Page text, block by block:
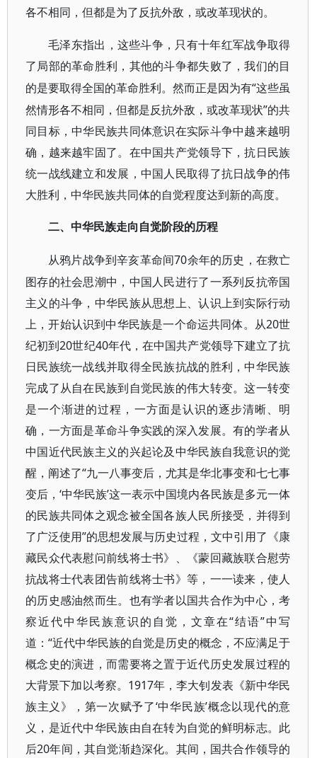
各不相同，但都是为了反抗外敌，或改革现状的。
毛泽东指出，这些斗争，只有十年红军战争取得
了局部的革命胜利，其他的斗争都失败了，我们的目
的是要取得全国的革命胜利。然而正是因为有“这些虽
然情形各不相同，但都是反抗外敌，或改革现状”的共
同目标，中华民族共同体意识在实际斗争中越来越明
确，越来越牢固了。在中国共产党领导下，抗日民族
统一战线建立和发展，中国人民取得了抗日战争的伟
大胜利，中华民族共同体的自觉程度达到新的高度。
二、中华民族走向自觉阶段的历程
从鸦片战争到辛亥革命间 70余年的历史，在救亡
图存的社会思潮中，中国人民进行了一系列反抗帝国
主义的斗争，中华民族从思想上、认识上到实际行动
上，开始认识到中华民族是一个命运共同体。从20世
纪初到20世纪40年代，在中国共产党领导下建立了抗
日民族统一战线并取得全民族抗战的胜利，中华民族
完成了从自在民族到自觉民族的伟大转变。这一转变
是一个渐进的过程，一方面是认识的逐步清晰、明
确，一方面是革命斗争实践的深入发展。有的学者从
中国近代民族主义的兴起论及中华民族自我意识的觉
醒，阐述了“九一八事变后，尤其是华北事变和七七事
变后，‘中华民族’这一表示中国境内各民族是多元一体
的民族共同体之观念被全国各族人民所接受，并得到
了广泛使用”的思想发展与历史过程，文中引用了《康
藏民众代表慰问前线将士书》、《蒙回藏族联合慰劳
抗战将士代表团告前线将士书》等，一一读来，使人
的历史感油然而生。也有学者以国共合作为中心，考
察近代中华民族意识的自觉，文章在“结语”中写
道：“近代中华民族的自觉是历史的概念，不应满足于
概念史的演进，而需要将之置于近代历史发展过程的
大背景下加以考察。1917年，李大钊发表《新中华民
族主义》，第一次赋予了‘中华民族’概念以现代的意
义，是近代中华民族由自在转为自觉的鲜明标志。此
后20年间，其自觉渐趋深化。其间，国共合作领导的